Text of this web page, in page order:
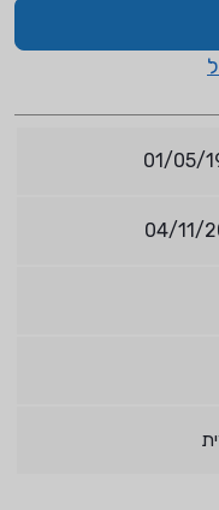
01/05/
04/11/